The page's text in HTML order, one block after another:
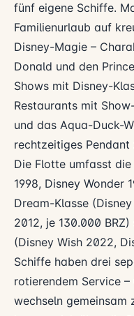
fünf eigene Schiffe.
Familienurlaub auf
Disney-Magie –
Donald und den
Shows mit Disney-
Restaurants mit
und das Aqua-Duck-
rechtzeitiges Pendant
Die Flotte umfasst
1998, Disney Wonder
Dream-Klasse
2012, je 130.000
(Disney Wish 2022,
Schiffe haben drei
rotierendem Service
wechseln gemeinsam